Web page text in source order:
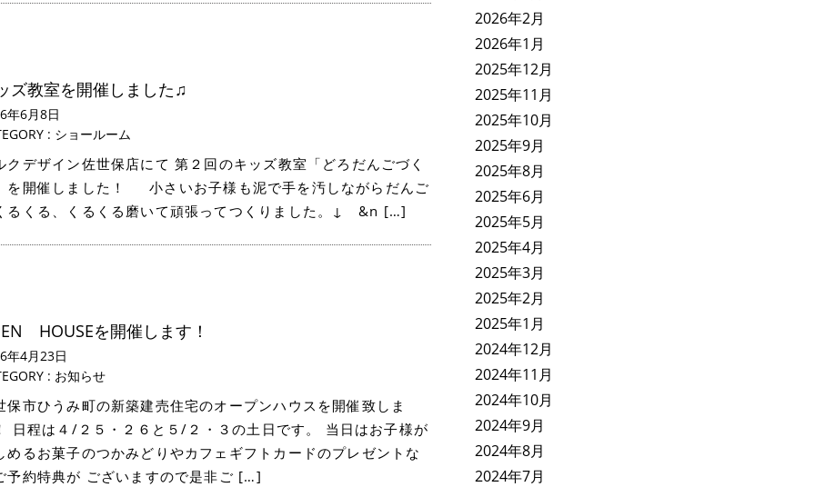
ズ教室を開催しました♫
年6月8日
: ショールーム
クデザイン佐世保店にて 第２回のキッズ教室「どろだんごづく
を開催しました！ 小さいお子様も泥で手を汚しながらだんご
るくる、くるくる磨いて頑張ってつくりました。↓ &n […]
HOUSEを開催します！
年4月23日
: お知らせ
保市ひうみ町の新築建売住宅のオープンハウスを開催致しま
日程は４/２５・２６と５/２・３の土日です。 当日はお子様が
めるお菓子のつかみどりやカフェギフトカードのプレゼントな
予約特典が ございますので是非ご […]
2026年2月
2026年1月
2025年12月
2025年11月
2025年10月
2025年9月
2025年8月
2025年6月
2025年5月
2025年4月
2025年3月
2025年2月
2025年1月
2024年12月
2024年11月
2024年10月
2024年9月
2024年8月
2024年7月